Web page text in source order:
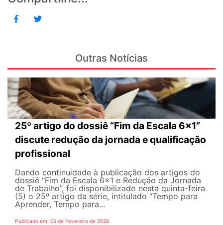
Outras Notícias
25º artigo do dossiê “Fim da Escala 6×1”
discute redução da jornada e qualificação
profissional
Dando continuidade à publicação dos artigos do
dossiê “Fim da Escala 6×1 e Redução da Jornada
de Trabalho”, foi disponibilizado nesta quinta-feira
(5) o 25º artigo da série, intitulado “Tempo para
Aprender, Tempo para...
Publicado em: 05 de Fevereiro de 2026